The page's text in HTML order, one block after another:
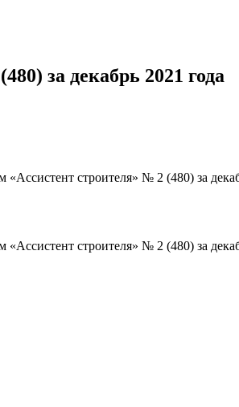
за декабрь 2021 года
строителя» № 2 (480) за
строителя» № 2 (480) за